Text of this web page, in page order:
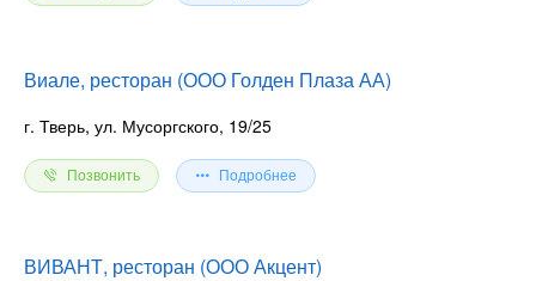
Виале, ресторан (ООО Голден Плаза АА)
г. Тверь, ул. Мусоргского, 19/25
Позвонить Подробнее
ВИВАНТ, ресторан (ООО Акцент)